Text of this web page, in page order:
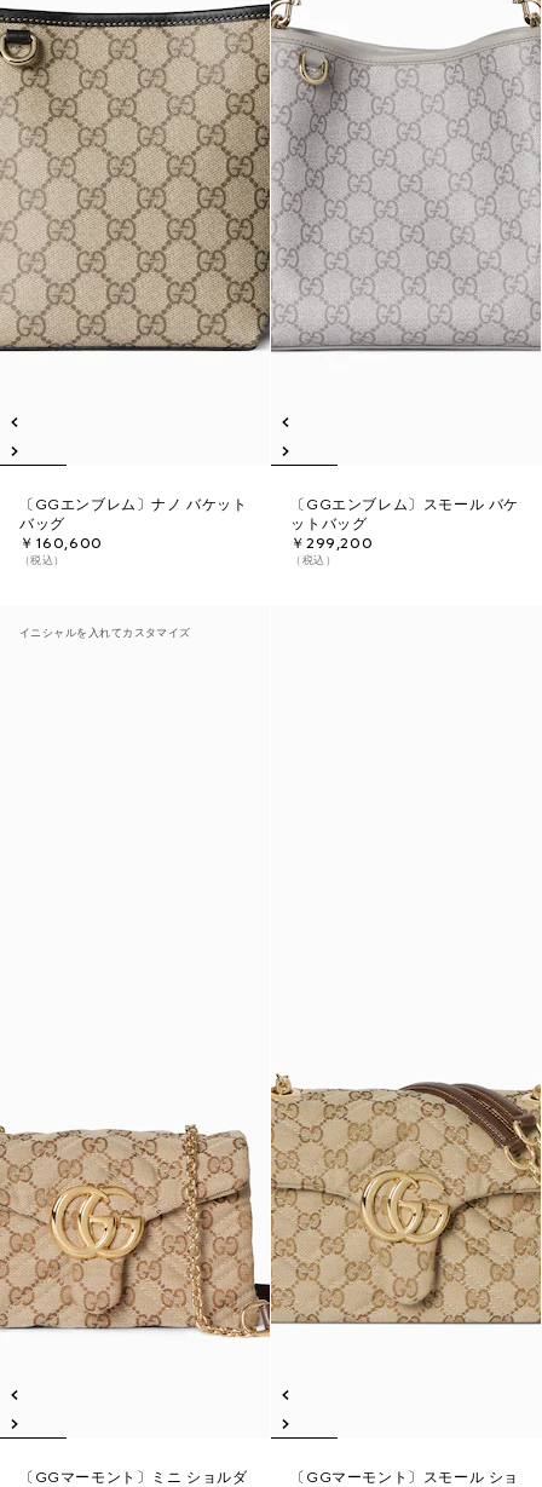
〔GGエンブレム〕ナノ バケット
バッグ
￥160,600
（税込）
〔GGエンブレム〕スモール バケ
ットバッグ
￥299,200
（税込）
イニシャルを入れてカスタマイズ
〔GGマーモント〕ミニ ショルダ
〔GGマーモント〕スモール ショ